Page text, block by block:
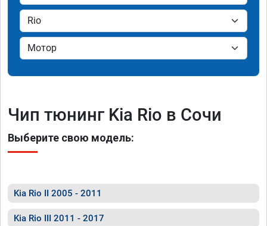
Чип тюнинг Kia Rio в Сочи
Выберите свою модель:
Kia Rio II 2005 - 2011
Kia Rio III 2011 - 2017